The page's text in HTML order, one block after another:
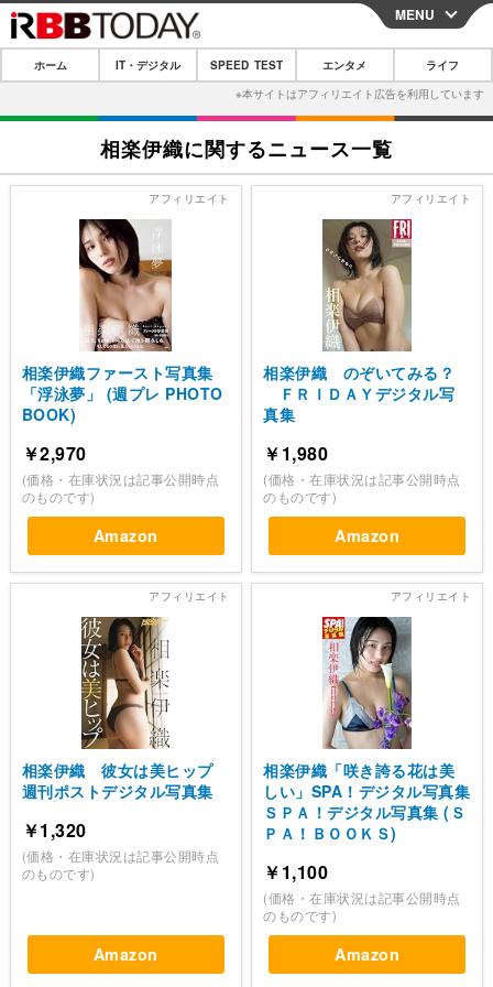
CLOSE
ホーム
IT・デジタル
IT・デジタルTOP スマートフォン
ガジェット・ツール
ショッピング その他
エンタメTOP 映画・ドラマ
韓流・K-POP 韓国・芸能
音楽 スポーツ
グラビア ブログ
ライフTOP グルメ
ペット ショッピング
その他
リリース一覧
プッシュ通知の停止方法
MENU
ホーム IT・デジタル SPEED TEST エンタメ ライフ
相楽伊織に関するニュース一覧
相楽伊織ファースト写真集
「浮泳夢」 (週プレ PHOTO
BOOK)
￥2,970
(価格・在庫状況は記事公開時点
のものです)
Amazon
相楽伊織 のぞいてみる？
ＦＲＩＤＡＹデジタル写
真集
￥1,980
(価格・在庫状況は記事公開時点
のものです)
Amazon
相楽伊織 彼女は美ヒップ
週刊ポストデジタル写真集
￥1,320
(価格・在庫状況は記事公開時点
のものです)
Amazon
相楽伊織「咲き誇る花は美
しい」SPA！デジタル写真集
ＳＰＡ！デジタル写真集 (Ｓ
ＰＡ！ＢＯＯＫＳ)
￥1,100
(価格・在庫状況は記事公開時点
のものです)
Amazon